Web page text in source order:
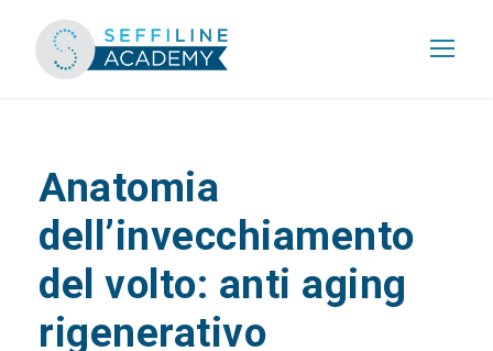
Anatomia
dell’invecchiamento
del volto: anti aging
rigenerativo